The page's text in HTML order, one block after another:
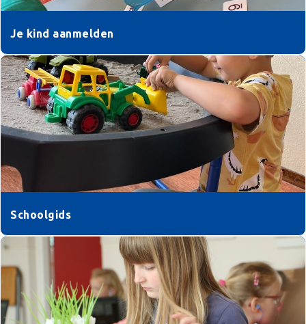
Je kind aanmelden
Schoolgids